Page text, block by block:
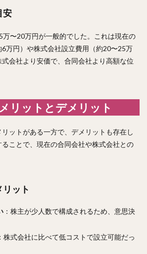
安
〜20万円が一般的でした。これは現在の
万円）や株式会社設立費用（約20〜25万
会社より安価で、合同会社より高額な位
リットとデメリット
ットがある一方で、デメリットも存在し
ることで、現在の合同会社や株式会社との
ット
：株主が少人数で構成されるため、意思決
：株式会社に比べて低コストで設立可能だっ